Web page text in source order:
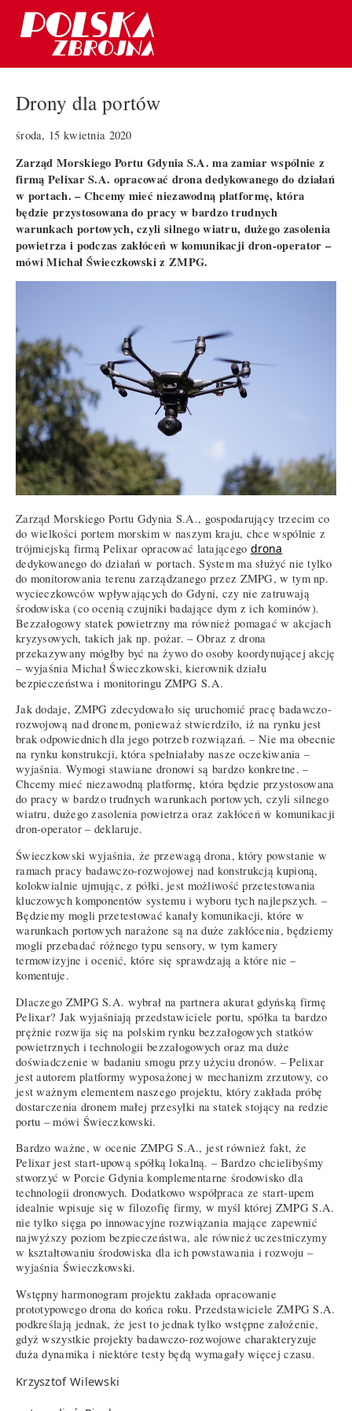
Drony dla portów
środa, 15 kwietnia 2020
Zarząd Morskiego Portu Gdynia S.A. ma zamiar wspólnie z
firmą Pelixar S.A. opracować drona dedykowanego do działań
w portach. – Chcemy mieć niezawodną platformę, która
będzie przystosowana do pracy w bardzo trudnych
warunkach portowych, czyli silnego wiatru, dużego zasolenia
powietrza i podczas zakłóceń w komunikacji dron-operator –
mówi Michał Świeczkowski z ZMPG.
Zarząd Morskiego Portu Gdynia S.A., gospodarujący trzecim co
do wielkości portem morskim w naszym kraju, chce wspólnie z
trójmiejską firmą Pelixar opracować latającego drona
dedykowanego do działań w portach. System ma służyć nie tylko
do monitorowania terenu zarządzanego przez ZMPG, w tym np.
wycieczkowców wpływających do Gdyni, czy nie zatruwają
środowiska (co ocenią czujniki badające dym z ich kominów).
Bezzałogowy statek powietrzny ma również pomagać w akcjach
kryzysowych, takich jak np. pożar. – Obraz z drona
przekazywany mógłby być na żywo do osoby koordynującej akcję
– wyjaśnia Michał Świeczkowski, kierownik działu
bezpieczeństwa i monitoringu ZMPG S.A.
Jak dodaje, ZMPG zdecydowało się uruchomić pracę badawczo-
rozwojową nad dronem, ponieważ stwierdziło, iż na rynku jest
brak odpowiednich dla jego potrzeb rozwiązań. – Nie ma obecnie
na rynku konstrukcji, która spełniałaby nasze oczekiwania –
wyjaśnia. Wymogi stawiane dronowi są bardzo konkretne. –
Chcemy mieć niezawodną platformę, która będzie przystosowana
do pracy w bardzo trudnych warunkach portowych, czyli silnego
wiatru, dużego zasolenia powietrza oraz zakłóceń w komunikacji
dron-operator – deklaruje.
Świeczkowski wyjaśnia, że przewagą drona, który powstanie w
ramach pracy badawczo-rozwojowej nad konstrukcją kupioną,
kolokwialnie ujmując, z półki, jest możliwość przetestowania
kluczowych komponentów systemu i wyboru tych najlepszych. –
Będziemy mogli przetestować kanały komunikacji, które w
warunkach portowych narażone są na duże zakłócenia, będziemy
mogli przebadać różnego typu sensory, w tym kamery
termowizyjne i ocenić, które się sprawdzają a które nie –
komentuje.
Dlaczego ZMPG S.A. wybrał na partnera akurat gdyńską firmę
Pelixar? Jak wyjaśniają przedstawiciele portu, spółka ta bardzo
prężnie rozwija się na polskim rynku bezzałogowych statków
powietrznych i technologii bezzałogowych oraz ma duże
doświadczenie w badaniu smogu przy użyciu dronów. – Pelixar
jest autorem platformy wyposażonej w mechanizm zrzutowy, co
jest ważnym elementem naszego projektu, który zakłada próbę
dostarczenia dronem małej przesyłki na statek stojący na redzie
portu – mówi Świeczkowski.
Bardzo ważne, w ocenie ZMPG S.A., jest również fakt, że
Pelixar jest start-upową spółką lokalną. – Bardzo chcielibyśmy
stworzyć w Porcie Gdynia komplementarne środowisko dla
technologii dronowych. Dodatkowo współpraca ze start-upem
idealnie wpisuje się w filozofię firmy, w myśl której ZMPG S.A.
nie tylko sięga po innowacyjne rozwiązania mające zapewnić
najwyższy poziom bezpieczeństwa, ale również uczestniczymy
w kształtowaniu środowiska dla ich powstawania i rozwoju –
wyjaśnia Świeczkowski.
Wstępny harmonogram projektu zakłada opracowanie
prototypowego drona do końca roku. Przedstawiciele ZMPG S.A.
podkreślają jednak, że jest to jednak tylko wstępne założenie,
gdyż wszystkie projekty badawczo-rozwojowe charakteryzuje
duża dynamika i niektóre testy będą wymagały więcej czasu.
Krzysztof Wilewski